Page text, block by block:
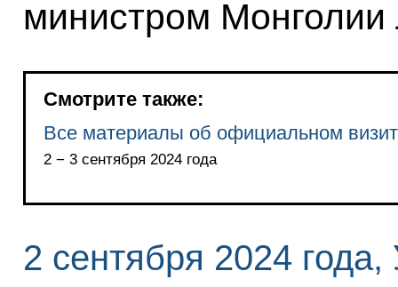
министром
Смотрите также:
Все материалы об официальном
2 − 3 сентября 2024 года
2 сентября 2024